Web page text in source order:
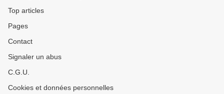
Top articles
Pages
Contact
Signaler un abus
C.G.U.
Cookies et données personnelles